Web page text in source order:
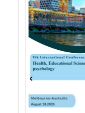
›